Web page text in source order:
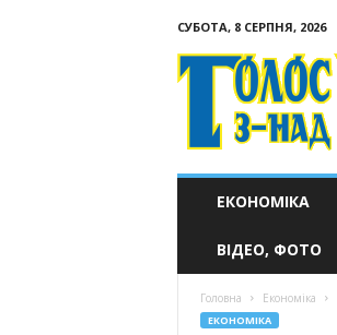
СУБОТА, 8 СЕРПНЯ, 2026
Голос
з-
ЕКОНОМІКА
ВІДЕО, ФОТО
Головна Економіка
ЕКОНОМІКА